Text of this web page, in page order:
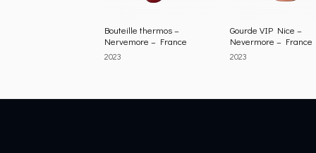
Bouteille thermos –
Nervemore – France
2023
Gourde VIP Nice –
Nevermore – France
2023